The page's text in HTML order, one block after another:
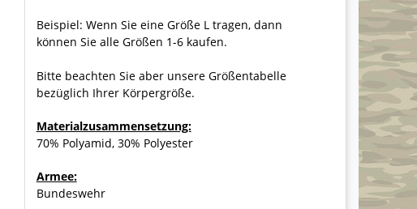
Beispiel: Wenn Sie eine Größe L tragen, dann
können Sie alle Größen 1-6 kaufen.
Bitte beachten Sie aber unsere Größentabelle
bezüglich Ihrer Körpergröße.
Materialzusammensetzung:
70% Polyamid, 30% Polyester
Armee:
Bundeswehr